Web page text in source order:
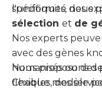
l'uniformité des
spécifiques, nous
sélection et de
Nos experts
avec des gènes
humanisés ou des
Chaque modèle
Nous proposons
flexibles, des